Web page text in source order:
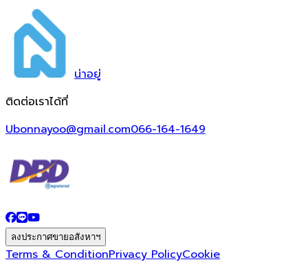
น่าอยู่
ติดต่อเราได้ที่
Ubonnayoo@gmail.com066-164-1649
ลงประกาศขายอสังหาฯ
Terms & ConditionPrivacy PolicyCookie